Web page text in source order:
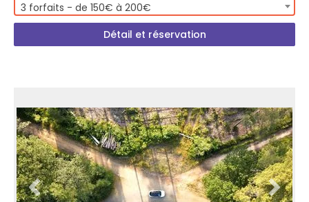
3 forfaits - de 150€ à 200€
Détail et réservation